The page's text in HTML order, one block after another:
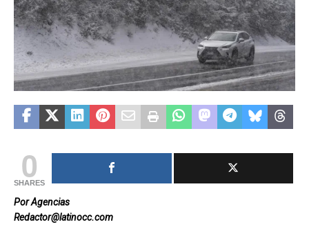
0
SHARES
Por Agencias
Redactor@latinocc.com